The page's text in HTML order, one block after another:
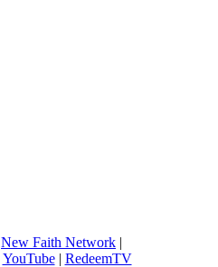
New Faith Network |
YouTube| RedeemTV